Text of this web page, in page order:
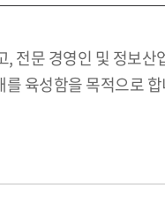
전문 경영인 및 정보산
육성함을 목적으로